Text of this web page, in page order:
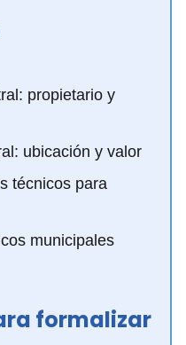
propietario y
ubicación y valor
técnicos para
municipales
formalizar